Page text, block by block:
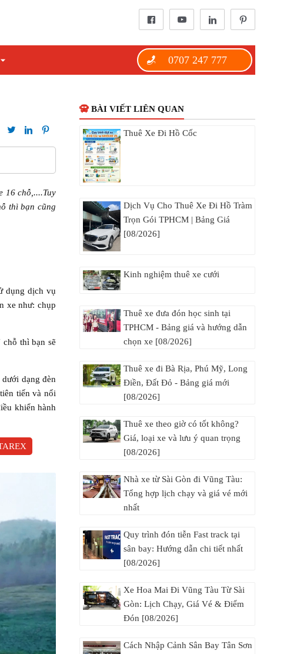
0707 247 777
16 chỗ,....Tuy
thì bạn cũng
dụng dịch vụ
xe như: chụp
thì bạn sẽ
dạng đèn
tiến và nổi
khiển hành
BÀI VIẾT LIÊN QUAN
Thuê Xe Đi Hồ Cốc
Dịch Vụ Cho Thuê Xe Đi Hồ Tràm
Trọn Gói TPHCM | Bảng Giá
[08/2026]
Kinh nghiệm thuê xe cưới
Thuê xe đưa đón học sinh tại
TPHCM - Bảng giá và hướng dẫn
chọn xe [08/2026]
Thuê xe đi Bà Rịa, Phú Mỹ, Long
Điền, Đất Đỏ - Bảng giá mới
[08/2026]
Thuê xe theo giờ có tốt không?
Giá, loại xe và lưu ý quan trọng
[08/2026]
Nhà xe từ Sài Gòn đi Vũng Tàu:
Tổng hợp lịch chạy và giá vé mới
nhất
Quy trình đón tiễn Fast track tại
sân bay: Hướng dẫn chi tiết nhất
[08/2026]
Xe Hoa Mai Đi Vũng Tàu Từ Sài
Gòn: Lịch Chạy, Giá Vé & Điểm
Đón [08/2026]
Cách Nhập Cảnh Sân Bay Tân Sơn